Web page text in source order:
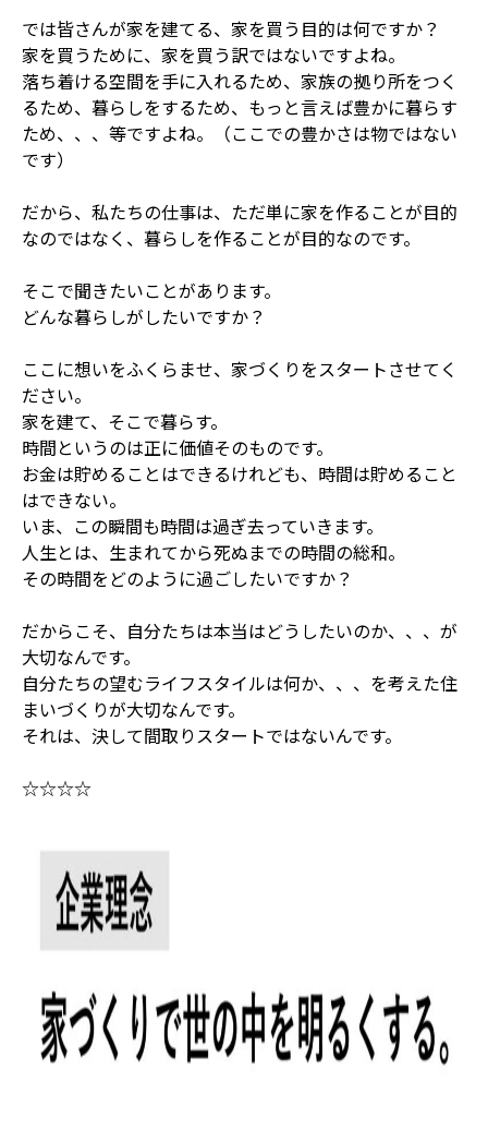
では皆さんが家を建てる、家を買う目的は何ですか？
家を買うために、家を買う訳ではないですよね。
落ち着ける空間を手に入れるため、家族の拠り所をつく
るため、暮らしをするため、もっと言えば豊かに暮らす
ため、、、等ですよね。（ここでの豊かさは物ではない
です）
だから、私たちの仕事は、ただ単に家を作ることが目的
なのではなく、暮らしを作ることが目的なのです。
そこで聞きたいことがあります。
どんな暮らしがしたいですか？
ここに想いをふくらませ、家づくりをスタートさせてく
ださい。
家を建て、そこで暮らす。
時間というのは正に価値そのものです。
お金は貯めることはできるけれども、時間は貯めること
はできない。
いま、この瞬間も時間は過ぎ去っていきます。
人生とは、生まれてから死ぬまでの時間の総和。
その時間をどのように過ごしたいですか？
だからこそ、自分たちは本当はどうしたいのか、、、が
大切なんです。
自分たちの望むライフスタイルは何か、、、を考えた住
まいづくりが大切なんです。
それは、決して間取りスタートではないんです。
☆☆☆☆